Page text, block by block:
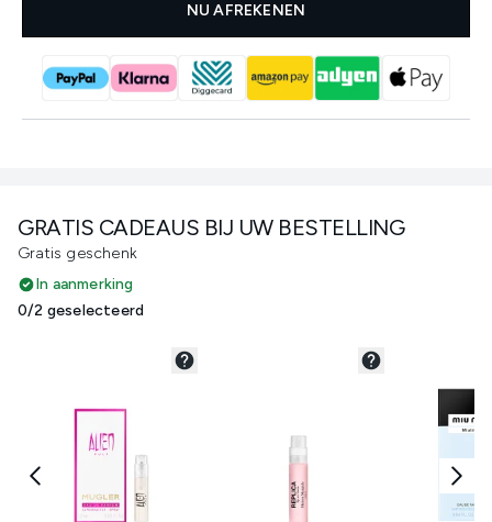
GRATIS CADEAUS BIJ UW BESTELLING
Gratis geschenk
In aanmerking
0/2 geselecteerd
NU AFREKENEN